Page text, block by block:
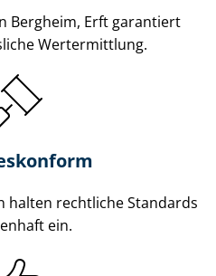
Bergheim, Erft garantiert
Wertermittlung.
halten rechtliche Standards
ein.